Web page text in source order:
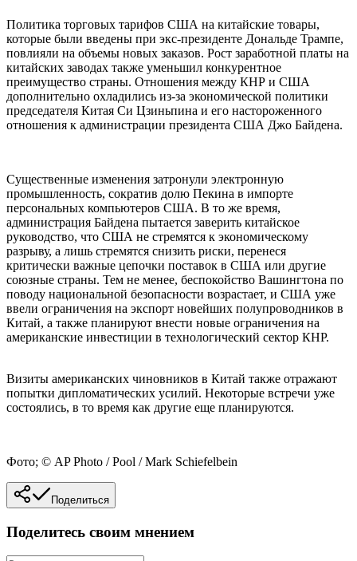
Политика торговых тарифов США на китайские товары,
которые были введены при экс-президенте Дональде Трампе,
повлияли на объемы новых заказов. Рост заработной платы на
китайских заводах также уменьшил конкурентное
преимущество страны. Отношения между КНР и США
дополнительно охладились из-за экономической политики
председателя Китая Си Цзиньпина и его настороженного
отношения к администрации президента США Джо Байдена.
Существенные изменения затронули электронную
промышленность, сократив долю Пекина в импорте
персональных компьютеров США. В то же время,
администрация Байдена пытается заверить китайское
руководство, что США не стремятся к экономическому
разрыву, а лишь стремятся снизить риски, перенеся
критически важные цепочки поставок в США или другие
союзные страны. Тем не менее, беспокойство Вашингтона по
поводу национальной безопасности возрастает, и США уже
ввели ограничения на экспорт новейших полупроводников в
Китай, а также планируют внести новые ограничения на
американские инвестиции в технологический сектор КНР.
Визиты американских чиновников в Китай также отражают
попытки дипломатических усилий. Некоторые встречи уже
состоялись, в то время как другие еще планируются.
Фото; © AP Photo / Pool / Mark Schiefelbein
Поделиться
Поделитесь своим мнением